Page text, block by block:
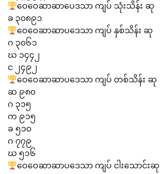
ဝေဝေဆာဆာပေဒသာ ကျပ် သုံးသိန်း ဆု
ခ ၃၀၈၉၁
ဝေဝေဆာဆာပဒေသာ ကျပ် နှစ်သိန်း ဆု
ဂ ၃၀၆၁
ဃ ၁၄၄၂
င ၂၄၉၂
ဝေဝေဆာဆာပဒေသာ ကျပ် တစ်သိန်း ဆု
ဆ ၉၈၀
ဂ ၃၁၅
က ၉၁၅
ခ ၅၁၀
ဂ ၇၇၉
ဃ ၅၁၆
ဝေဝေဆာဆာပဒေသာ ကျပ် ငါးသောင်းဆု